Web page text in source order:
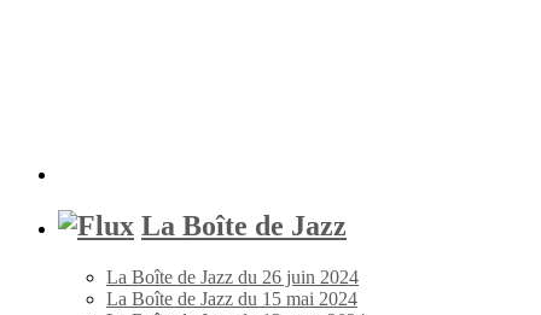
La Boîte de Jazz
La Boîte de Jazz du 26 juin 2024
La Boîte de Jazz du 15 mai 2024